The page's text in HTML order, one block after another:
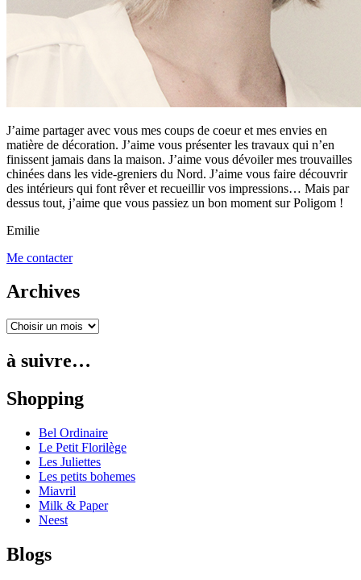
J’aime partager avec vous mes coups de coeur et mes envies en
matière de décoration. J’aime vous présenter les travaux qui n’en
finissent jamais dans la maison. J’aime vous dévoiler mes trouvailles
chinées dans les vide-greniers du Nord. J’aime vous faire découvrir
des intérieurs qui font rêver et recueillir vos impressions… Mais par
dessus tout, j’aime que vous passiez un bon moment sur Poligom !
Emilie
Me contacter
Archives
à suivre…
Shopping
Bel Ordinaire
Le Petit Florilège
Les Juliettes
Les petits bohemes
Miavril
Milk & Paper
Neest
Blogs